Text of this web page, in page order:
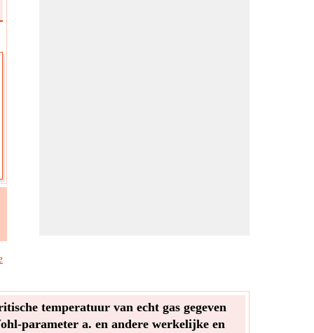
temperatuur van echt gas gegeven
parameter a. en andere werkelijke en